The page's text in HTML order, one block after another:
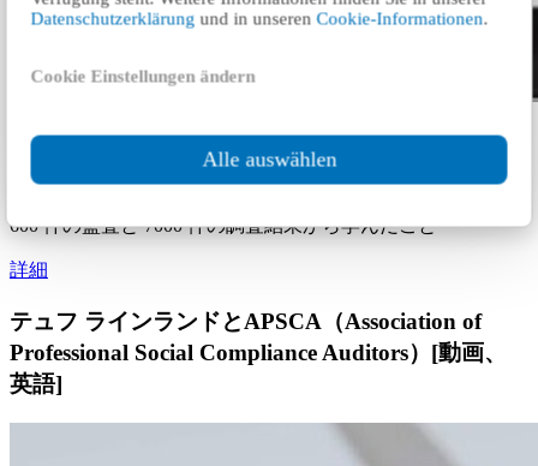
Datenschutzerklärung und in unserenCookie-Informationen.
Cookie Einstellungen ändern
Alle auswählen
サプライヤー監査プログラムからの深い洞察[動
画、英語]
600 件の監査と 7000 件の調査結果から学んだこと
詳細
テュフ ラインランドとAPSCA（Association of
Professional Social Compliance Auditors）[動画、
英語]